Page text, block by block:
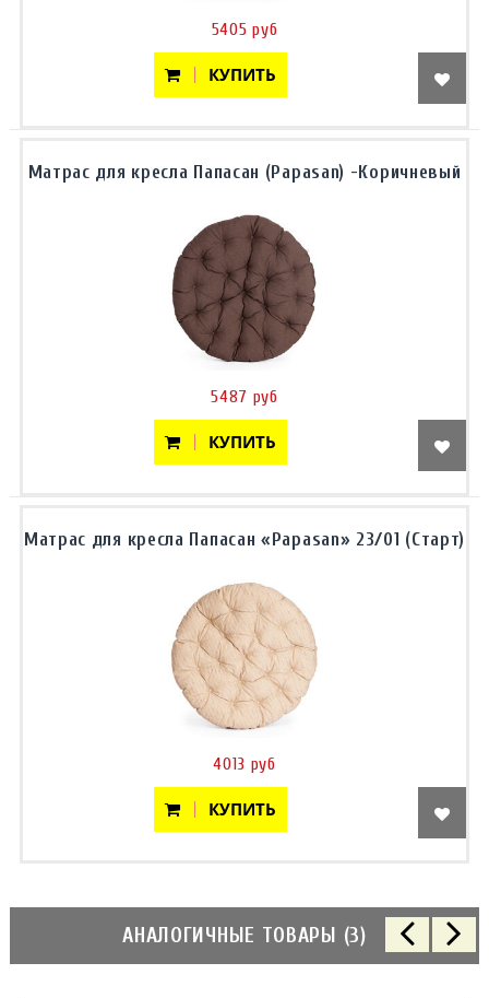
5405 руб
КУПИТЬ
Матрас для кресла Папасан (Papasan) -Коричневый
5487 руб
КУПИТЬ
Матрас для кресла Папасан «Papasan» 23/01 (Старт)
4013 руб
КУПИТЬ
АНАЛОГИЧНЫЕ ТОВАРЫ (3)